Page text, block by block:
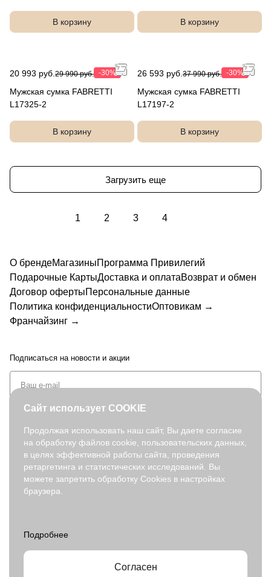
В корзину В корзину
20 993 руб. 29 990 руб. -30%
Мужская сумка FABRETTI
L17325-2
В корзину
26 593 руб. 37 990 руб. -30%
Мужская сумка FABRETTI
L17197-2
В корзину
Загрузить еще
1 2 3 4
О брендеМагазиныПрограмма Привилегий
Подарочные КартыДоставка и оплатаВозврат и обмен
Договор офертыПерсональные данные
Политика конфиденциальностиОптовикам →
Франчайзинг →
Подписаться на новости и акции
+7 (495) 127-08-52
order@fabretti.ru
© 2026. fabretti.ru. Все права защищены
Все ресурсы сайта www.fabretti.ru, включая (но не ограничиваясь)
текстовую, графическую, фотографическую и видео информацию,
фирменное наименование являются объектами авторского права и
Сайт использует COOKIE
Продолжая использовать наш сайт, Вы даете согласие
на обработку файлов cookie, пользовательских данных,
в целях эффективной работы сайта, проведения
ретаргетинга и статистических исследований. Вы
можете запретить обработку Cookies в настройках
браузера.
Согласен